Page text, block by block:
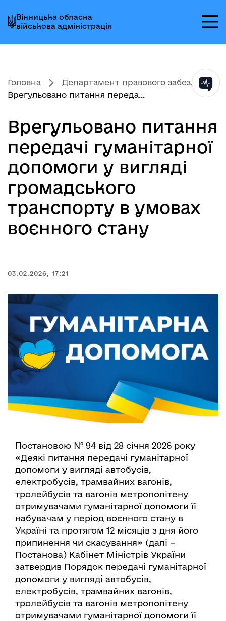
до
головного
меню
до
головного
вмісту
до
головного
колонтитула
Вінницька обласна
військова адміністрація
Головна
Департамент правового забез...
Врегульовано питання переда...
Врегульовано питання
передачі гуманітарної
допомоги у вигляді
громадського
транспорту в умовах
воєнного стану
03.02.2026, 17:21
Постановою № 94 від 28 січня 2026 року
«Деякі питання передачі гуманітарної
допомоги у вигляді автобусів,
електробусів, трамвайних вагонів,
тролейбусів та вагонів метрополітену
отримувачами гуманітарної допомоги її
набувачам у період воєнного стану в
Україні та протягом 12 місяців з дня його
припинення чи скасування» (далі –
Постанова) Кабінет Міністрів України
затвердив Порядок передачі гуманітарної
допомоги у вигляді автобусів,
електробусів, трамвайних вагонів,
тролейбусів та вагонів метрополітену
отримувачами гуманітарної допомоги її